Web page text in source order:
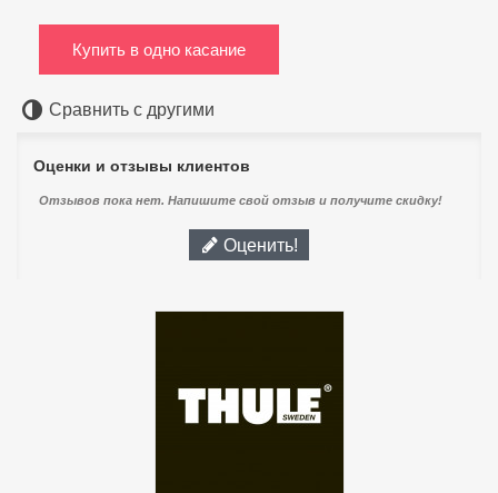
Купить в одно касание
Сравнить с другими
Оценки и отзывы клиентов
Отзывов пока нет. Напишите свой отзыв и получите скидку!
Оценить!